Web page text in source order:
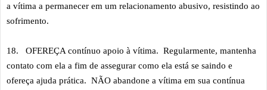
a vítima a permanecer em um relacionamento abusivo, resistindo ao
sofrimento.
18.
OFEREÇA contínuo apoio à vítima. Regularmente, mantenha
contato com ela a fim de assegurar como ela está se saindo e
ofereça ajuda prática. NÃO abandone a vítima em sua contínua